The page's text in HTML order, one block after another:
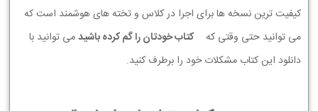
کیفیت ترین نسخه ها برای اجرا در کلاس و تخته های هوشمند است که
می توانید حتی وقتی که
کتاب خودتان را گم کرده باشیدمی توانید با
دانلود این کتاب مشکلات خود را برطرف کنید.